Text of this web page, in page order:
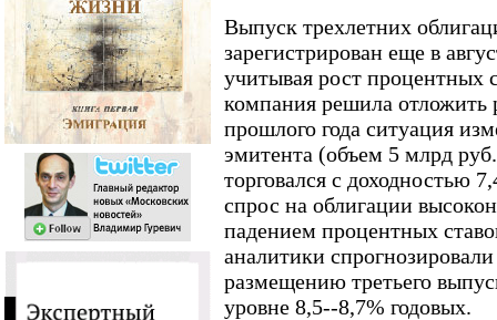
Выпуск трехлетних
зарегистрирован еще в
учитывая рост процентных
компания решила отложить
прошлого года ситуация
эмитента (объем 5 млрд
торговался с доходностью
спрос на облигации
падением процентных
аналитики
размещению третьего
уровне 8,5--8,7% годовых.